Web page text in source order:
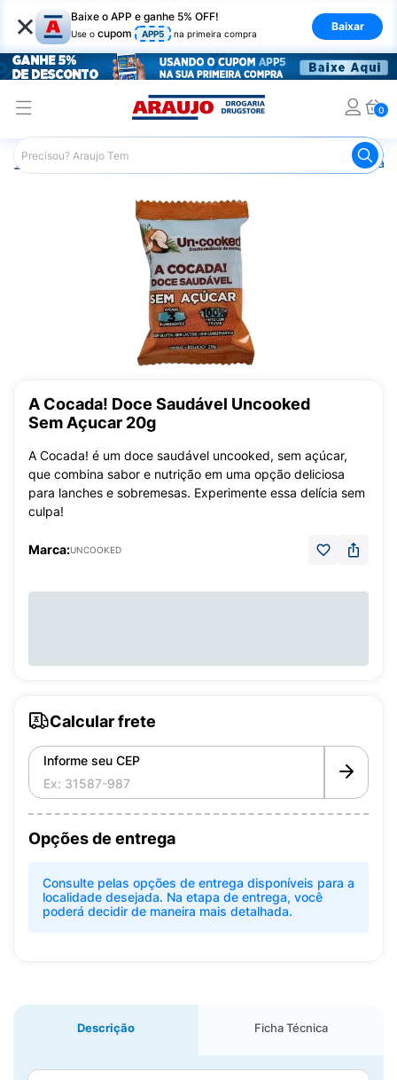
× Baixe o APP e ganhe 5% OFF!
Use o cupom APP5 na primeira compra
Baixar
0
Araujo Nutrição Saudável A
A Cocada! Doce Saudável Uncooked
Sem Açucar 20g
A Cocada! é um doce saudável uncooked, sem açúcar,
que combina sabor e nutrição em uma opção deliciosa
para lanches e sobremesas. Experimente essa delícia sem
culpa!
Marca:UNCOOKED
Calcular frete
Informe seu CEP
Opções de entrega
Consulte pelas opções de entrega disponíveis para a
localidade desejada. Na etapa de entrega, você
poderá decidir de maneira mais detalhada.
Descrição Ficha Técnica